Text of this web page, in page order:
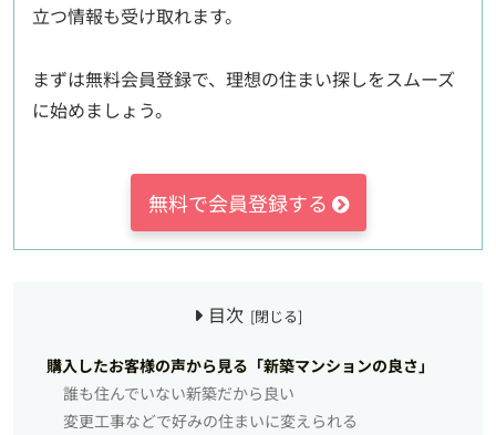
立つ情報も受け取れます。
まずは無料会員登録で、理想の住まい探しをスムーズ
に始めましょう。
無料で会員登録する
目次
購入したお客様の声から見る「新築マンションの良さ」
誰も住んでいない新築だから良い
変更工事などで好みの住まいに変えられる